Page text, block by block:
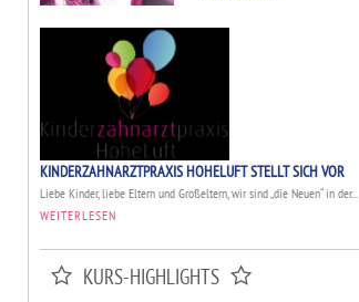
KINDERZAHNARZTPRAXIS HOHELUFT STELLT SICH VOR
Liebe Kinder, liebe Eltern und Großeltern, wir sind „die Neuen“ in der...
WEITERLESEN
KURS-HIGHLIGHTS